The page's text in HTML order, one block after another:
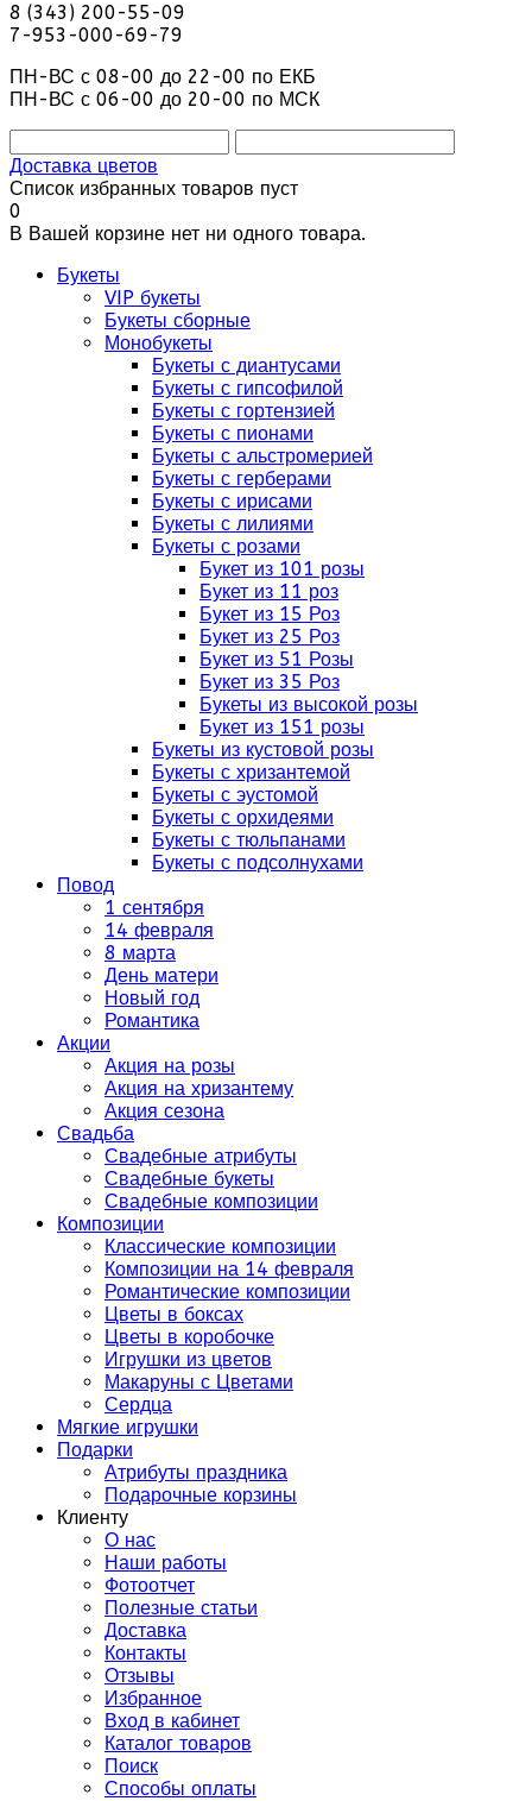
8 (343) 200-55-09
7-953-000-69-79
ПН-ВС с 08-00 до 22-00 по ЕКБ
ПН-ВС с 06-00 до 20-00 по МСК
Доставка цветов
Список избранных товаров пуст
0
В Вашей корзине нет ни одного товара.
Букеты
VIP букеты
Букеты сборные
Монобукеты
Букеты с диантусами
Букеты с гипсофилой
Букеты с гортензией
Букеты с пионами
Букеты с альстромерией
Букеты с герберами
Букеты с ирисами
Букеты с лилиями
Букеты с розами
Букет из 101 розы
Букет из 11 роз
Букет из 15 Роз
Букет из 25 Роз
Букет из 51 Розы
Букет из 35 Роз
Букеты из высокой розы
Букет из 151 розы
Букеты из кустовой розы
Букеты с хризантемой
Букеты с эустомой
Букеты с орхидеями
Букеты с тюльпанами
Букеты с подсолнухами
Повод
1 сентября
14 февраля
8 марта
День матери
Новый год
Романтика
Акции
Акция на розы
Акция на хризантему
Акция сезона
Свадьба
Свадебные атрибуты
Свадебные букеты
Свадебные композиции
Композиции
Классические композиции
Композиции на 14 февраля
Романтические композиции
Цветы в боксах
Цветы в коробочке
Игрушки из цветов
Макаруны с Цветами
Сердца
Мягкие игрушки
Подарки
Атрибуты праздника
Подарочные корзины
Клиенту
О нас
Наши работы
Фотоотчет
Полезные статьи
Доставка
Контакты
Отзывы
Избранное
Вход в кабинет
Каталог товаров
Поиск
Способы оплаты